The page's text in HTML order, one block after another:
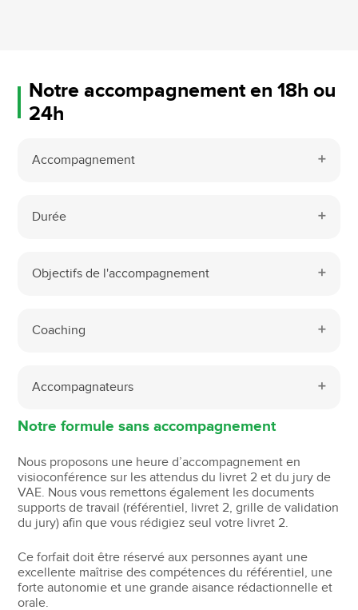
Notre accompagnement en 18h ou
24h
Accompagnement
Durée
Objectifs de l'accompagnement
Coaching
Accompagnateurs
Notre formule sans accompagnement
Nous proposons une heure d’accompagnement en
visioconférence sur les attendus du livret 2 et du jury de
VAE. Nous vous remettons également les documents
supports de travail (référentiel, livret 2, grille de validation
du jury) afin que vous rédigiez seul votre livret 2.
Ce forfait doit être réservé aux personnes ayant une
excellente maîtrise des compétences du référentiel, une
forte autonomie et une grande aisance rédactionnelle et
orale.